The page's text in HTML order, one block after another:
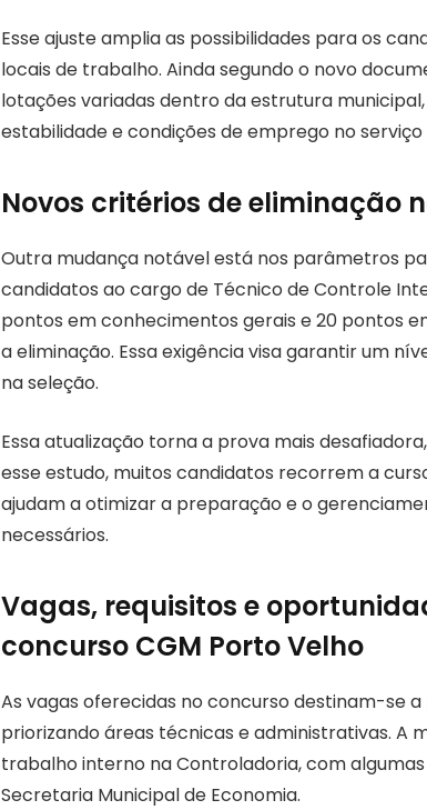
Esse ajuste amplia as possibilidades para os
locais de trabalho. Ainda segundo o novo
lotações variadas dentro da estrutura
estabilidade e condições de emprego no
Novos critérios de eliminação
Outra mudança notável está nos parâmetros
candidatos ao cargo de Técnico de Controle
pontos em conhecimentos gerais e 20 pontos
a eliminação. Essa exigência visa garantir um
na seleção.
Essa atualização torna a prova mais
esse estudo, muitos candidatos recorrem a
ajudam a otimizar a preparação e o
necessários.
Vagas, requisitos e
concurso CGM Porto Velho
As vagas oferecidas no concurso destinam-se
priorizando áreas técnicas e administrativas. A
trabalho interno na Controladoria, com
Secretaria Municipal de Economia.